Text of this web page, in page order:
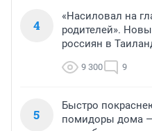
4
«Насиловал на
родителей».
россиян в
9 300 9
5
Быстро
помидоры дома